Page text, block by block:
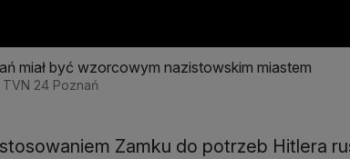
miał być wzorcowym nazistowskim miastem
TVN 24 Poznań
Zamku do potrzeb Hitlera